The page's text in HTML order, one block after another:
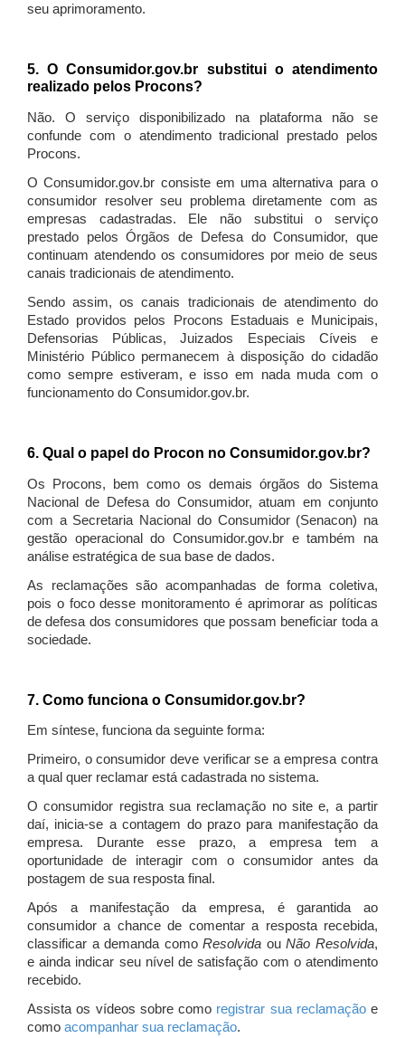
seu aprimoramento.
5. O Consumidor.gov.br substitui o atendimento
realizado pelos Procons?
Não. O serviço disponibilizado na plataforma não se
confunde com o atendimento tradicional prestado pelos
Procons.
O Consumidor.gov.br consiste em uma alternativa para o
consumidor resolver seu problema diretamente com as
empresas cadastradas. Ele não substitui o serviço
prestado pelos Órgãos de Defesa do Consumidor, que
continuam atendendo os consumidores por meio de seus
canais tradicionais de atendimento.
Sendo assim, os canais tradicionais de atendimento do
Estado providos pelos Procons Estaduais e Municipais,
Defensorias Públicas, Juizados Especiais Cíveis e
Ministério Público permanecem à disposição do cidadão
como sempre estiveram, e isso em nada muda com o
funcionamento do Consumidor.gov.br.
6. Qual o papel do Procon no Consumidor.gov.br?
Os Procons, bem como os demais órgãos do Sistema
Nacional de Defesa do Consumidor, atuam em conjunto
com a Secretaria Nacional do Consumidor (Senacon) na
gestão operacional do Consumidor.gov.br e também na
análise estratégica de sua base de dados.
As reclamações são acompanhadas de forma coletiva,
pois o foco desse monitoramento é aprimorar as políticas
de defesa dos consumidores que possam beneficiar toda a
sociedade.
7. Como funciona o Consumidor.gov.br?
Em síntese, funciona da seguinte forma:
Primeiro, o consumidor deve verificar se a empresa contra
a qual quer reclamar está cadastrada no sistema.
O consumidor registra sua reclamação no site e, a partir
daí, inicia-se a contagem do prazo para manifestação da
empresa. Durante esse prazo, a empresa tem a
oportunidade de interagir com o consumidor antes da
postagem de sua resposta final.
Após a manifestação da empresa, é garantida ao
consumidor a chance de comentar a resposta recebida,
classificar a demanda comoResolvida ouNão Resolvida,
e ainda indicar seu nível de satisfação com o atendimento
recebido.
Assista os vídeos sobre como registrar sua reclamaçãoe
como acompanhar sua reclamação.